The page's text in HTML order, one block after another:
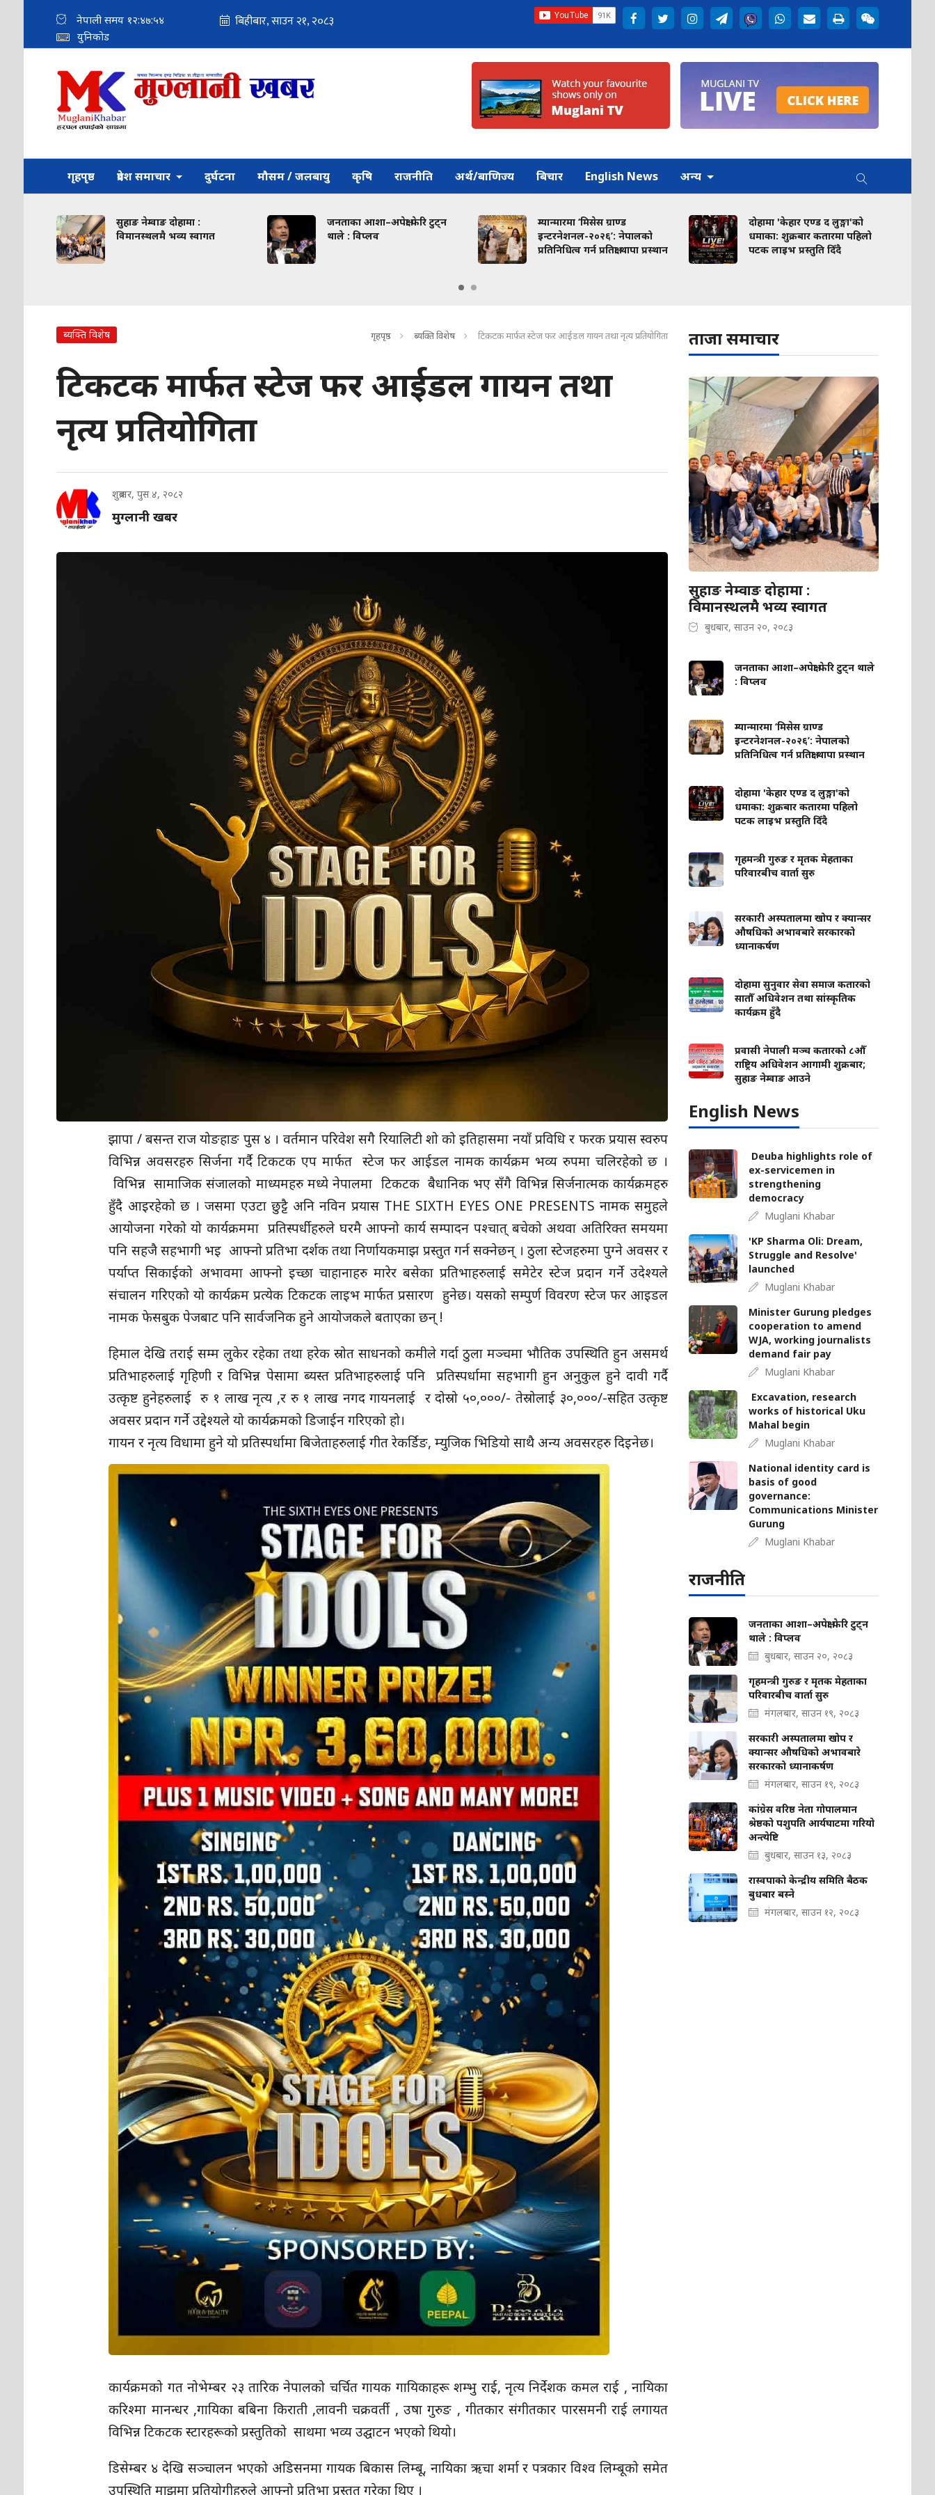
नेपाली समय १२:४७:५५
युनिकोड
गृहपृष्ठ प्रदेश समाचार दुर्घटना मौसम / जलबायु कृषि राजनीति अर्थ/बाणिज्य बिचार English News अन्य
सुहाङ नेम्वाङ दोहामा :
विमानस्थलमै भव्य स्वागत
जनताका आशा–अपेक्षा फेरि टुट्न
थाले : विप्लव
म्यान्मारमा ‘मिसेस ग्राण्ड
इन्टरनेशनल-२०२६’: नेपालको
प्रतिनिधित्व गर्न प्रतिक्षा थापा प्रस्थान
दोहामा 'केहार एण्ड द लुङ्गा'को
धमाका: शुक्रबार कतारमा पहिलो
पटक लाइभ प्रस्तुति दिँदै
ब्यक्ति विशेष गृहपृष्ठ ब्यक्ति विशेष टिकटक मार्फत स्टेज फर आईडल गायन तथा नृत्य प्रतियोगिता
टिकटक मार्फत स्टेज फर आईडल गायन तथा
नृत्य प्रतियोगिता
शुक्रबार, पुस ४, २०८२
मुग्लानी खबर
झापा / बसन्त राज योङहाङ पुस ४ । वर्तमान परिवेश सगै रियालिटी शो को इतिहासमा नयाँ प्रविधि र फरक प्रयास स्वरुप
विभिन्न अवसरहरु सिर्जना गर्दै टिकटक एप मार्फत स्टेज फर आईडल नामक कार्यक्रम भव्य रुपमा चलिरहेको छ ।
विभिन्न सामाजिक संजालको माध्यमहरु मध्ये नेपालमा टिकटक बैधानिक भए सँगै विभिन्न सिर्जनात्मक कार्यक्रमहरु
हुँदै आइरहेको छ । जसमा एउटा छुट्टै अनि नविन प्रयास THE SIXTH EYES ONE PRESENTS नामक समुहले
आयोजना गरेको यो कार्यक्रममा प्रतिस्पर्धीहरुले घरमै आफ्नो कार्य सम्पादन पश्चात् बचेको अथवा अतिरिक्त समयमा
पनि सहजै सहभागी भइ आफ्नो प्रतिभा दर्शक तथा निर्णायकमाझ प्रस्तुत गर्न सक्नेछन् । ठुला स्टेजहरुमा पुग्ने अवसर र
पर्याप्त सिकाईको अभावमा आफ्नो इच्छा चाहानाहरु मारेर बसेका प्रतिभाहरुलाई समेटेर स्टेज प्रदान गर्ने उदेश्यले
संचालन गरिएको यो कार्यक्रम प्रत्येक टिकटक लाइभ मार्फत प्रसारण हुनेछ। यसको सम्पुर्ण विवरण स्टेज फर आइडल
नामक फेसबुक पेजबाट पनि सार्वजनिक हुने आयोजकले बताएका छन् !
हिमाल देखि तराई सम्म लुकेर रहेका तथा हरेक स्रोत साधनको कमीले गर्दा ठुला मञ्चमा भौतिक उपस्थिति हुन असमर्थ
प्रतिभाहरुलाई गृहिणी र विभिन्न पेसामा ब्यस्त प्रतिभाहरुलाई पनि प्रतिस्पर्धामा सहभागी हुन अनुकुल हुने दावी गर्दै
उत्कृष्ट हुनेहरुलाई रु १ लाख नृत्य ,र रु १ लाख नगद गायनलाई र दोस्रो ५०,०००/- तेस्रोलाई ३०,०००/-सहित उत्कृष्ट
अवसर प्रदान गर्ने उद्देश्यले यो कार्यक्रमको डिजाईन गरिएको हो।
गायन र नृत्य विधामा हुने यो प्रतिस्पर्धामा बिजेताहरुलाई गीत रेकर्डिङ, म्युजिक भिडियो साथै अन्य अवसरहरु दिइनेछ।
कार्यक्रमको गत नोभेम्बर २३ तारिक नेपालको चर्चित गायक गायिकाहरू शम्भु राई, नृत्य निर्देशक कमल राई , नायिका
करिश्मा मानन्धर ,गायिका बबिना किराती ,लावनी चक्रवर्ती , उषा गुरुङ , गीतकार संगीतकार पारसमनी राई लगायत
विभिन्न टिकटक स्टारहरूको प्रस्तुतिको साथमा भव्य उद्घाटन भएको थियो।
डिसेम्बर ४ देखि सञ्चालन भएको अडिसनमा गायक बिकास लिम्बू, नायिका ऋचा शर्मा र पत्रकार विश्व लिम्बूको समेत
उपस्थिति माझमा प्रतियोगीहरुले आफ्नो प्रतिभा प्रस्तुत गरेका थिए ।
ताजा समाचार
सुहाङ नेम्वाङ दोहामा :
विमानस्थलमै भव्य स्वागत
बुधबार, साउन २०, २०८३
जनताका आशा–अपेक्षा फेरि टुट्न थाले
: विप्लव
म्यान्मारमा ‘मिसेस ग्राण्ड
इन्टरनेशनल-२०२६’: नेपालको
प्रतिनिधित्व गर्न प्रतिक्षा थापा प्रस्थान
दोहामा 'केहार एण्ड द लुङ्गा'को
धमाका: शुक्रबार कतारमा पहिलो
पटक लाइभ प्रस्तुति दिँदै
गृहमन्त्री गुरुङ र मृतक मेहताका
परिवारबीच वार्ता सुरु
सरकारी अस्पतालमा खोप र क्यान्सर
औषधिको अभावबारे सरकारको
ध्यानाकर्षण
दोहामा सुनुवार सेवा समाज कतारको
सातौँ अधिवेशन तथा सांस्कृतिक
कार्यक्रम हुँदै
प्रवासी नेपाली मञ्च कतारको ८औँ
राष्ट्रिय अधिवेशन आगामी शुक्रबार;
सुहाङ नेम्वाङ आउने
English News
Deuba highlights role of
ex-servicemen in
strengthening
democracy
Muglani Khabar
'KP Sharma Oli: Dream,
Struggle and Resolve'
launched
Muglani Khabar
Minister Gurung pledges
cooperation to amend
WJA, working journalists
demand fair pay
Muglani Khabar
Excavation, research
works of historical Uku
Mahal begin
Muglani Khabar
National identity card is
basis of good
governance:
Communications Minister
Gurung
Muglani Khabar
राजनीति
जनताका आशा–अपेक्षा फेरि टुट्न
थाले : विप्लव
बुधबार, साउन २०, २०८३
गृहमन्त्री गुरुङ र मृतक मेहताका
परिवारबीच वार्ता सुरु
मंगलबार, साउन १९, २०८३
सरकारी अस्पतालमा खोप र
क्यान्सर औषधिको अभावबारे
सरकारको ध्यानाकर्षण
मंगलबार, साउन १९, २०८३
कांग्रेस वरिष्ठ नेता गोपालमान
श्रेष्ठको पशुपति आर्यघाटमा गरियो
अन्त्येष्टि
बुधबार, साउन १३, २०८३
रास्वपाको केन्द्रीय समिति बैठक
बुधबार बस्ने
मंगलबार, साउन १२, २०८३